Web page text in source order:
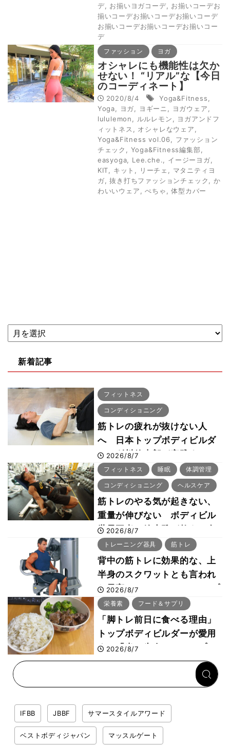
デ, お揃いヨガコーデ, お揃いコーデお
揃いコーデお揃いコーデお揃いコーデ
お揃いコーデお揃いコーデお揃いコー
デ
ファッション ヨガ
オシャレにも機能性は欠か
せない！ “リアル”な【今日
のコーディネート】
2020/8/4 Yoga&Fitness
Yoga
ヨガ ヨギーニ ヨガウェア
lululemon
ルルレモン
ヨガアンドフ
ィットネス
オシャレなウェア
Yoga&Fitness vol.06
ファッション
チェック
Yoga&Fitness編集部
easyoga
Lee.che. イージーヨガ
KIT
キット リーチェ
マタニティヨ
ガ ,抜き打ちファッションチェック
か
わいいウェア ,ぺちゃ ,体型カバー
新着記事
フィットネス
コンディショニング
筋トレの疲れが抜けない人
へ 日本トップボディビルダ
ー・刈川啓志郎が実践する
「回復習慣」
2026/8/7
フィットネス 睡眠 体調管理
コンディショニング ヘルスケア
筋トレのやる気が起きない、
重量が伸びない ボディビル
世界王者・鈴木雅が教える食
事・睡眠・呼吸の整え方
2026/8/7
トレーニング器具 筋トレ
背中の筋トレに効果的な、上
半身のスクワットとも言われ
た最高マシン“ノーチラス・プ
ルオーバーマシン”とは？
2026/8/7
栄養素 フード＆サプリ
「脚トレ前日に食べる理由」
トップボディビルダーが愛用
する「米＋牛肉」のシンプル
回復メシとは？
2026/8/7
IFBB JBBF サマースタイルアワード
ベストボディジャパン マッスルゲート